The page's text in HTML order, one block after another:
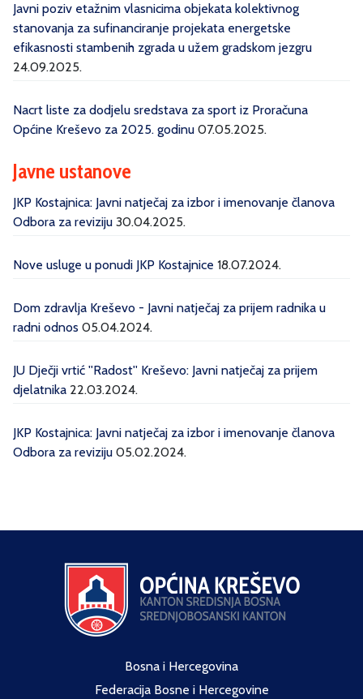
Javni poziv etažnim vlasnicima objekata kolektivnog
stanovanja za sufinanciranje projekata energetske
efikasnosti stambenih zgrada u užem gradskom jezgru
24.09.2025.
Nacrt liste za dodjelu sredstava za sport iz Proračuna
Općine Kreševo za 2025. godinu 07.05.2025.
Javne ustanove
JKP Kostajnica: Javni natječaj za izbor i imenovanje članova
Odbora za reviziju 30.04.2025.
Nove usluge u ponudi JKP Kostajnice 18.07.2024.
Dom zdravlja Kreševo - Javni natječaj za prijem radnika u
radni odnos 05.04.2024.
JU Dječji vrtić ''Radost'' Kreševo: Javni natječaj za prijem
djelatnika 22.03.2024.
JKP Kostajnica: Javni natječaj za izbor i imenovanje članova
Odbora za reviziju 05.02.2024.
Bosna i Hercegovina
Federacija Bosne i Hercegovine